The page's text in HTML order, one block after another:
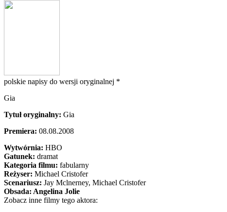
polskie napisy do wersji oryginalnej *
Gia
Tytuł oryginalny: Gia
Premiera: 08.08.2008
Wytwórnia: HBO
Gatunek: dramat
Kategoria filmu: fabularny
Reżyser: Michael Cristofer
Scenariusz: Jay Mclnerney, Michael Cristofer
Obsada: Angelina Jolie
Zobacz inne filmy tego aktora: